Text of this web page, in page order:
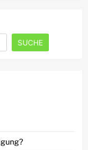
SUCHE